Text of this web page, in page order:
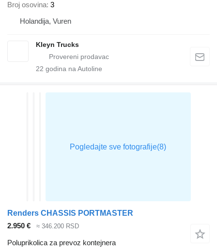
Broj osovina 3
Holandija, Vuren
Kleyn Trucks
22 godina na Autoline
Renders CHASSIS PORTMASTER
2.950 €
≈ 346.200 RSD
Poluprikolica za prevoz kontejnera